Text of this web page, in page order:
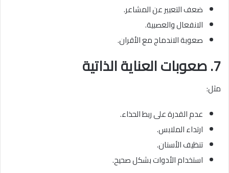
ضعف التعبير عن المشاعر.
الانفعال والعصبية.
صعوبة الاندماج مع الأقران.
7. صعوبات العناية الذاتية
مثل:
عدم القدرة على ربط الحذاء.
ارتداء الملابس.
تنظيف الأسنان.
استخدام الأدوات بشكل صحيح.